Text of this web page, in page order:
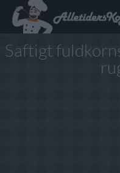
Saftigt